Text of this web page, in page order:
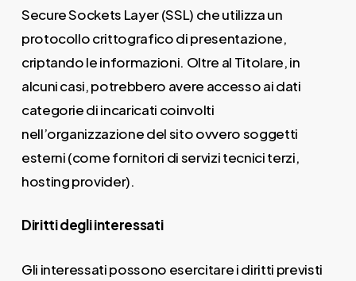
Secure Sockets Layer (SSL) che utilizza un
protocollo crittografico di presentazione,
criptando le informazioni. Oltre al Titolare, in
alcuni casi, potrebbero avere accesso ai dati
categorie di incaricati coinvolti
nell’organizzazione del sito ovvero soggetti
esterni (come fornitori di servizi tecnici terzi,
hosting provider).
Diritti degli interessati
Gli interessati possono esercitare i diritti previsti